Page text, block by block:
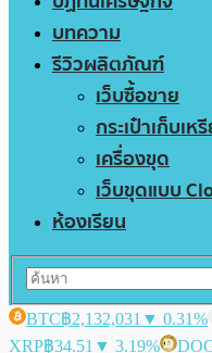
บทความ
รีวิวผลิตภัณฑ์
เว็บซื้อขาย
กระเป๋าเก็บเ
เครื่องขุด
เว็บขุดแบบ
ห้องเรียน
BTC฿2,132,031 ▼ 0.31%
XRP฿34.51 ▼ 3.19%